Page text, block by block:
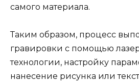
самого материала.
Таким образом, процесс
гравировки с помощью
технологии, настройку
нанесение рисунка или